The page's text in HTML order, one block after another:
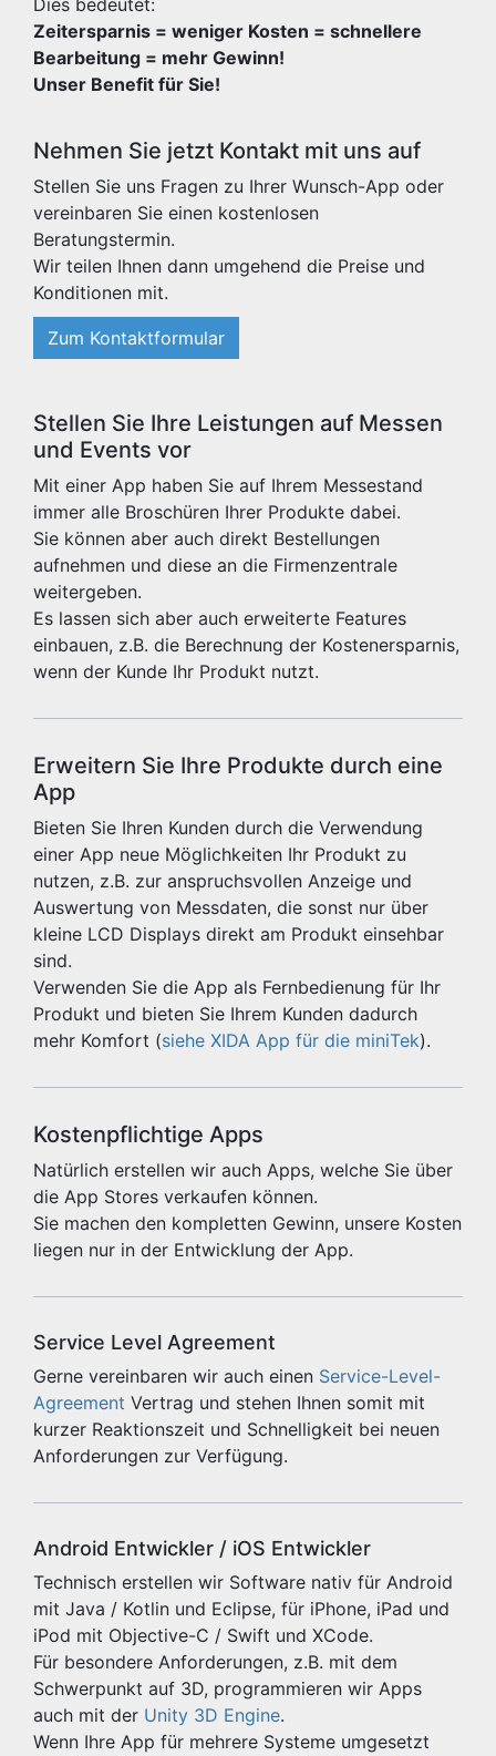
Dies bedeutet:
Zeitersparnis = weniger Kosten = schnellere
Bearbeitung = mehr Gewinn!
Unser Benefit für Sie!
Nehmen Sie jetzt Kontakt mit uns auf
Stellen Sie uns Fragen zu Ihrer Wunsch-App oder
vereinbaren Sie einen kostenlosen
Beratungstermin.
Wir teilen Ihnen dann umgehend die Preise und
Konditionen mit.
Zum Kontaktformular
Stellen Sie Ihre Leistungen auf Messen
und Events vor
Mit einer App haben Sie auf Ihrem Messestand
immer alle Broschüren Ihrer Produkte dabei.
Sie können aber auch direkt Bestellungen
aufnehmen und diese an die Firmenzentrale
weitergeben.
Es lassen sich aber auch erweiterte Features
einbauen, z.B. die Berechnung der Kostenersparnis,
wenn der Kunde Ihr Produkt nutzt.
Erweitern Sie Ihre Produkte durch eine
App
Bieten Sie Ihren Kunden durch die Verwendung
einer App neue Möglichkeiten Ihr Produkt zu
nutzen, z.B. zur anspruchsvollen Anzeige und
Auswertung von Messdaten, die sonst nur über
kleine LCD Displays direkt am Produkt einsehbar
sind.
Verwenden Sie die App als Fernbedienung für Ihr
Produkt und bieten Sie Ihrem Kunden dadurch
mehr Komfort (siehe XIDA App für die miniTek).
Kostenpflichtige Apps
Natürlich erstellen wir auch Apps, welche Sie über
die App Stores verkaufen können.
Sie machen den kompletten Gewinn, unsere Kosten
liegen nur in der Entwicklung der App.
Service Level Agreement
Gerne vereinbaren wir auch einen Service-Level-
Agreement Vertrag und stehen Ihnen somit mit
kurzer Reaktionszeit und Schnelligkeit bei neuen
Anforderungen zur Verfügung.
Android Entwickler / iOS Entwickler
Technisch erstellen wir Software nativ für Android
mit Java / Kotlin und Eclipse, für iPhone, iPad und
iPod mit Objective-C / Swift und XCode.
Für besondere Anforderungen, z.B. mit dem
Schwerpunkt auf 3D, programmieren wir Apps
auch mit der Unity 3D Engine.
Wenn Ihre App für mehrere Systeme umgesetzt